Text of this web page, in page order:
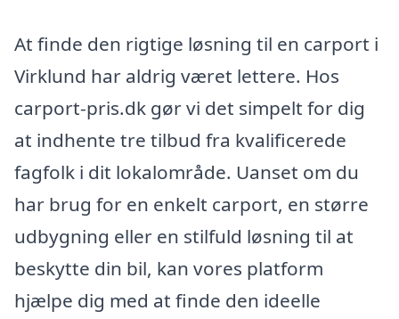
At finde den rigtige løsning til en carport i
Virklund har aldrig været lettere. Hos
carport-pris.dk gør vi det simpelt for dig
at indhente tre tilbud fra kvalificerede
fagfolk i dit lokalområde. Uanset om du
har brug for en enkelt carport, en større
udbygning eller en stilfuld løsning til at
beskytte din bil, kan vores platform
hjælpe dig med at finde den ideelle